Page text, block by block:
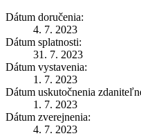
Dátum doručenia:
4. 7. 2023
Dátum splatnosti:
31. 7. 2023
Dátum vystavenia:
1. 7. 2023
Dátum uskutočnenia
1. 7. 2023
Dátum zverejnenia:
4. 7. 2023